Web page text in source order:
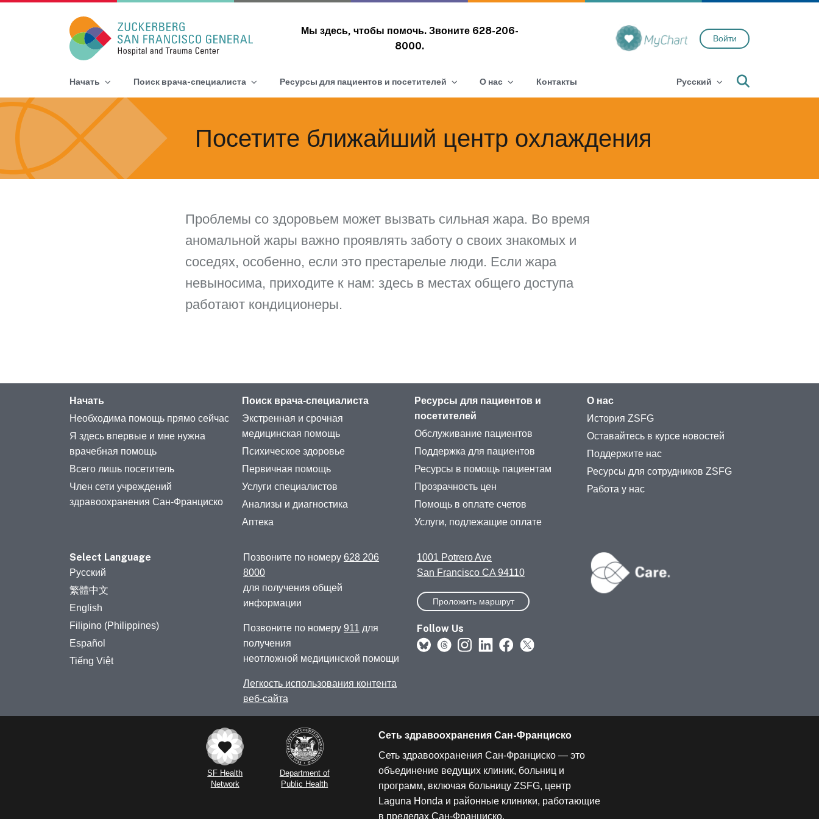
Skip to content
Main Navigation
Мы здесь, чтобы помочь. Звоните 628-206-
8000.
Войти
Начать Поиск врача-специалиста Ресурсы для пациентов и посетителей О нас Контакты Русский
Посетите ближайший центр охлаждения
Проблемы со здоровьем может вызвать сильная жара. Во время
аномальной жары важно проявлять заботу о своих знакомых и
соседях, особенно, если это престарелые люди. Если жара
невыносима, приходите к нам: здесь в местах общего доступа
работают кондиционеры.
Начать
Необходима помощь прямо сейчас
Я здесь впервые и мне нужна
врачебная помощь
Всего лишь посетитель
Член сети учреждений
здравоохранения Сан-Франциско
Поиск врача-специалиста
Экстренная и срочная
медицинская помощь
Психическое здоровье
Первичная помощь
Услуги специалистов
Анализы и диагностика
Аптека
Ресурсы для пациентов и
посетителей
Обслуживание пациентов
Поддержка для пациентов
Ресурсы в помощь пациентам
Прозрачность цен
Помощь в оплате счетов
Услуги, подлежащие оплате
О нас
История ZSFG
Оставайтесь в курсе новостей
Поддержите нас
Ресурсы для сотрудников ZSFG
Работа у нас
Select Language
Русский
繁體中文
English
Filipino (Philippines)
Español
Tiếng Việt
Позвоните по номеру 628 206
8000
для получения общей
информации
Позвоните по номеру 911 для
получения
неотложной медицинской помощи
Легкость использования контента
веб-сайта
1001 Potrero Ave
San Francisco CA 94110
Проложить маршрут
Follow Us
SF Health
Network
Department of
Public Health
Сеть здравоохранения Сан-Франциско
Сеть здравоохранения Сан-Франциско — это
объединение ведущих клиник, больниц и
программ, включая больницу ZSFG, центр
Laguna Honda и районные клиники, работающие
в пределах Сан-Франциско.